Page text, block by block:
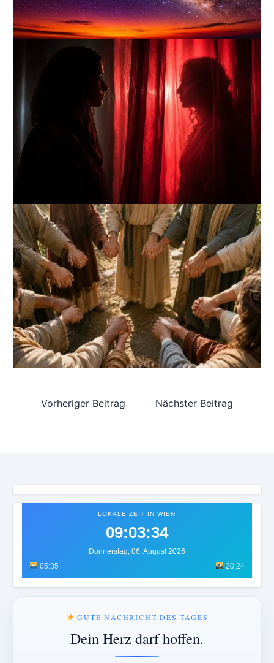
Vorheriger Beitrag Nächster Beitrag
LOKALE ZEIT IN WIEN
09:03:37
Donnerstag, 06. August 2026
05:35
20:24
GUTE NACHRICHT DES TAGES
Dein Herz darf hoffen.